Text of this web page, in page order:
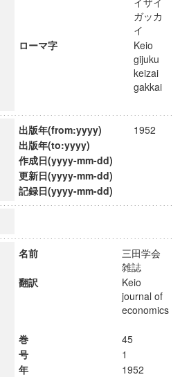
ガッカ
イ
ローマ字
Keio
gijuku
keizai
gakkai
出版年(from:yyyy)
1952
出版年(to:yyyy)
作成日(yyyy-mm-dd)
更新日(yyyy-mm-dd)
記録日(yyyy-mm-dd)
名前
三田学会
雑誌
翻訳
Keio
journal of
economics
巻
45
号
1
年
1952